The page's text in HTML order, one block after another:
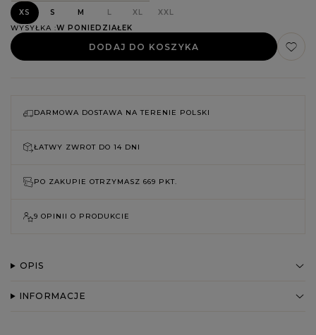
XS
S M L XL
XXL
WYSYŁKA
W PONIEDZIAŁEK
DODAJ DO KOSZYKA
DARMOWA DOSTAWA NA TERENIE POLSKI
ŁATWY ZWROT DO 14 DNI
PO ZAKUPIE OTRZYMASZ 669 PKT.
9 OPINII O PRODUKCIE
OPIS
INFORMACJE